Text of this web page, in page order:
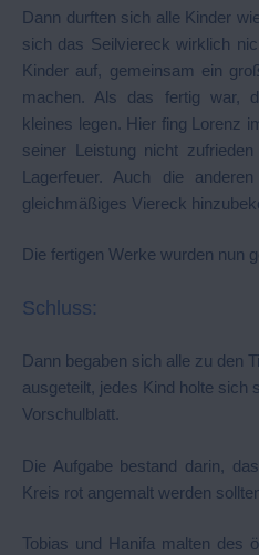
Dann durften sich alle Kinder
sich das Seilviereck wirklich
Kinder auf, gemeinsam ein
machen. Als das fertig war,
kleines legen. Hier fing Lorenz
seiner Leistung nicht
Lagerfeuer. Auch die
gleichmäßiges Viereck
Die fertigen Werke wurden nun
Schluss:
Dann begaben sich alle zu den
ausgeteilt, jedes Kind holte sich
Vorschulblatt.
Die Aufgabe bestand darin,
Kreis rot angemalt werden
Tobias und Hanifa malten des